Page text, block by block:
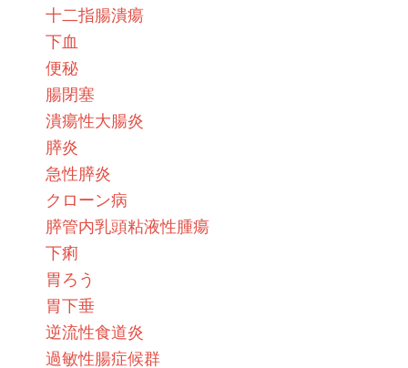
十二指腸潰瘍
下血
便秘
腸閉塞
潰瘍性大腸炎
膵炎
急性膵炎
クローン病
膵管内乳頭粘液性腫瘍
下痢
胃ろう
胃下垂
逆流性食道炎
過敏性腸症候群